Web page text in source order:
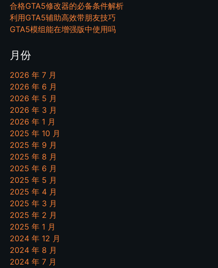
合格GTA5修改器的必备条件解析
利用GTA5辅助高效带朋友技巧
GTA5模组能在增强版中使用吗
月份
2026 年 7 月
2026 年 6 月
2026 年 5 月
2026 年 3 月
2026 年 1 月
2025 年 10 月
2025 年 9 月
2025 年 8 月
2025 年 6 月
2025 年 5 月
2025 年 4 月
2025 年 3 月
2025 年 2 月
2025 年 1 月
2024 年 12 月
2024 年 8 月
2024 年 7 月